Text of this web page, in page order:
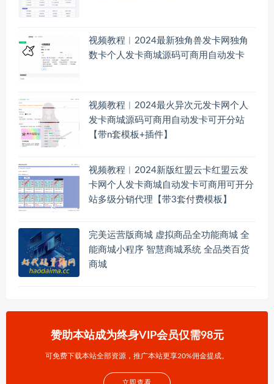
视频教程︱2024最新独角兽发卡网独角
数卡个人发卡商城源码可商用自动发卡
视频教程︱2024最火异次元发卡网个人
发卡商城源码可商用自动发卡可开分站
【带n套模板+插件】
视频教程︱2024新版红盟云卡红盟云发
卡网个人发卡商城自动发卡可商用可开分
站多级分销代理【带3套付费模板】
完美运营版商城 虚拟商品全功能商城 全
能商城小程序 智慧商城系统 全品类百货
商城
赞助本站成为终身VIP会员仅需98元
可免费下载本站全部资源，推广本站更享20%佣金提成。